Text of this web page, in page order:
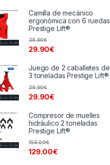
Camilla de mecánico
ergonómica con 6 ruedas
Prestige Lift®
29.90€
39.90€
Juego de 2 caballetes de
3 toneladas Prestige Lift®
29.90€
39.90€
Compresor de muelles
hidráulico 2 toneladas
Prestige Lift®
129.00€
159.00€